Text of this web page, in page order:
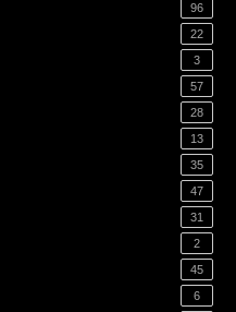
96
22
3
57
28
13
35
47
31
2
45
6